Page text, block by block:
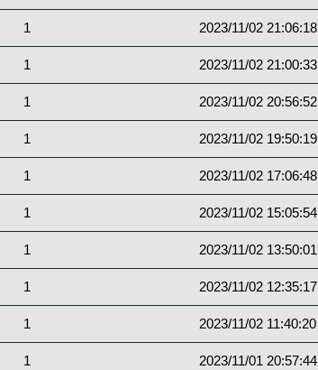
1 2023/11/02 21:06:18
1 2023/11/02 21:00:33
1 2023/11/02 20:56:52
1 2023/11/02 19:50:19
1 2023/11/02 17:06:48
1 2023/11/02 15:05:54
1 2023/11/02 13:50:01
1 2023/11/02 12:35:17
1 2023/11/02 11:40:20
1 2023/11/01 20:57:44